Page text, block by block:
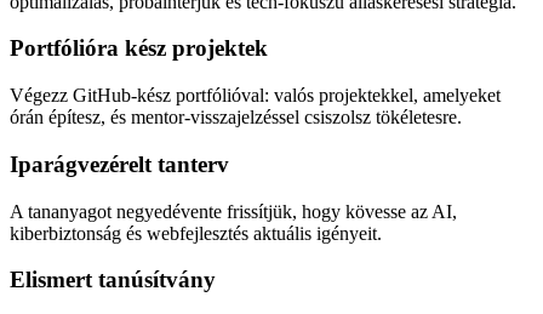
Portfólióra kész projektek
Végezz GitHub-kész portfólióval: valós projektekkel, amelyeket
órán építesz, és mentor-visszajelzéssel csiszolsz tökéletesre.
Iparágvezérelt tanterv
A tananyagot negyedévente frissítjük, hogy kövesse az AI,
kiberbiztonság és webfejlesztés aktuális igényeit.
Elismert tanúsítvány